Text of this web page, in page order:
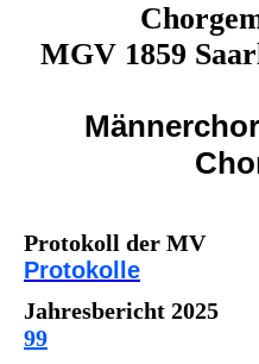
MGV 1859
Protokoll
Protokolle
Jahresbericht
99